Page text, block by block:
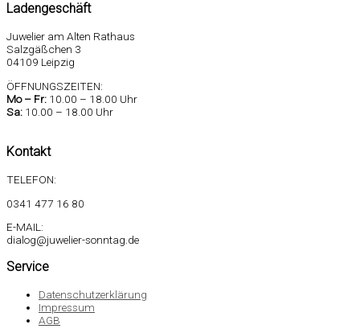
Ladengeschäft
Juwelier am Alten Rathaus
Salzgäßchen 3
04109 Leipzig
ÖFFNUNGSZEITEN:
Mo – Fr: 10.00 – 18.00 Uhr
Sa: 10.00 – 18.00 Uhr
Kontakt
TELEFON:
0341 477 16 80
E-MAIL:
dialog@juwelier-sonntag.de
Service
Datenschutzerklärung
Impressum
AGB